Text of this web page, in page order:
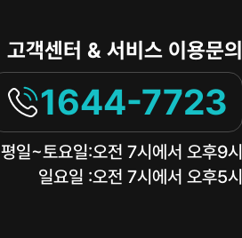
고객센터 & 서비스 이용문의
1644-7723
평일~토요일:오전 7시에서 오후9시
일요일 :오전 7시에서 오후5시